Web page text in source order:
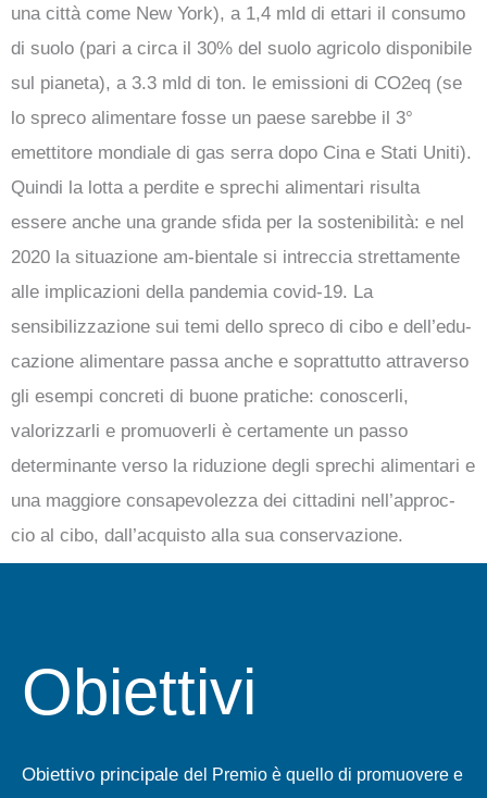
una città come New York), a 1,4 mld di ettari il consumo
di suolo (pari a circa il 30% del suolo agricolo disponibile
sul pianeta), a 3.3 mld di ton. le emissioni di CO2eq (se
lo spreco alimentare fosse un paese sarebbe il 3°
emettitore mondiale di gas serra dopo Cina e Stati Uniti).
Quindi la lotta a perdite e sprechi alimentari risulta
essere anche una grande sfida per la sostenibilità: e nel
2020 la situazione am-bientale si intreccia strettamente
alle implicazioni della pandemia covid-19. La
sensibilizzazione sui temi dello spreco di cibo e dell’edu-
cazione alimentare passa anche e soprattutto attraverso
gli esempi concreti di buone pratiche: conoscerli,
valorizzarli e promuoverli è certamente un passo
determinante verso la riduzione degli sprechi alimentari e
una maggiore consapevolezza dei cittadini nell’approc-
cio al cibo, dall’acquisto alla sua conservazione.
Obiettivi
Obiettivo principale del Premio è quello di promuovere e